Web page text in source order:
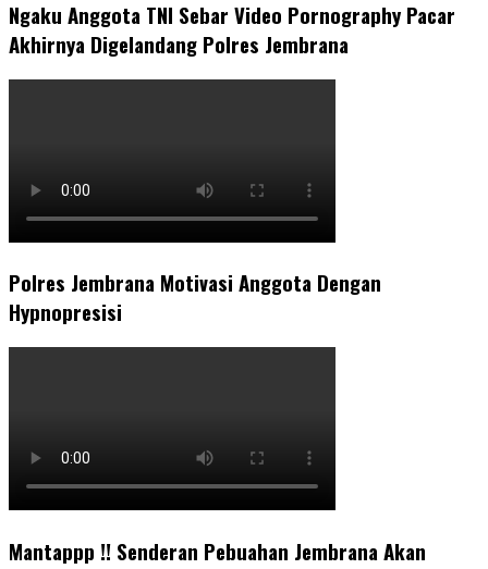
Ngaku Anggota TNI Sebar Video Pornography Pacar
Akhirnya Digelandang Polres Jembrana
Polres Jembrana Motivasi Anggota Dengan
Hypnopresisi
Mantappp !! Senderan Pebuahan Jembrana Akan